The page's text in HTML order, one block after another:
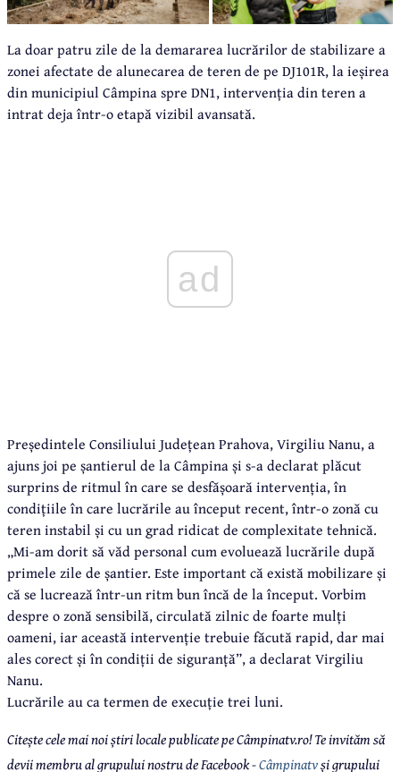
La doar patru zile de la demararea lucrărilor de stabilizare a
zonei afectate de alunecarea de teren de pe DJ101R, la ieșirea
din municipiul Câmpina spre DN1, intervenția din teren a
intrat deja într-o etapă vizibil avansată.
ad
Președintele Consiliului Județean Prahova, Virgiliu Nanu, a
ajuns joi pe șantierul de la Câmpina și s-a declarat plăcut
surprins de ritmul în care se desfășoară intervenția, în
condițiile în care lucrările au început recent, într-o zonă cu
teren instabil și cu un grad ridicat de complexitate tehnică.
„Mi-am dorit să văd personal cum evoluează lucrările după
primele zile de șantier. Este important că există mobilizare și
că se lucrează într-un ritm bun încă de la început. Vorbim
despre o zonă sensibilă, circulată zilnic de foarte mulți
oameni, iar această intervenție trebuie făcută rapid, dar mai
ales corect și în condiții de siguranță”, a declarat Virgiliu
Nanu.
Lucrările au ca termen de execuție trei luni.
Citește cele mai noi știri locale publicate pe Câmpinatv.ro! Te invităm să
devii membru al grupului nostru de Facebook -Câmpinatvși grupului